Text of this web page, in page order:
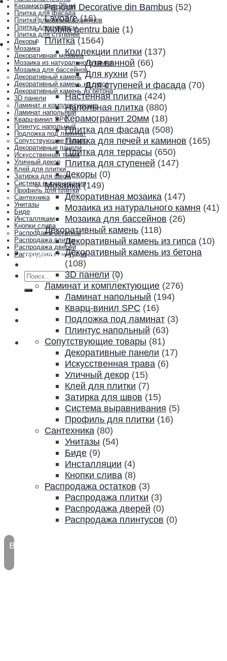
Керамогранит 20мм
Плитка для фасада
Плитка для печей и каминов
Плитка для террасы
Плитка для ступеней
Декоры
Мозаика
Декоративная мозаика
Мозаика из натурального камня
Мозаика для бассейнов
Декоративный камень
Декоративный камень из гипса
Декоративный камень из бетона
3D панели
Ламинат и комплектующие
Ламинат напольный
Кварц-винил SPC
Плинтус напольный
Подложка под ламинат
Сопутствующие товары
Декоративные панели
Искусственная трава
Уличный декор
Клей для плитки
Затирка для швов
Система выравнивания
Профиль для плитки
Сантехника
Унитазы
Биде
Инсталляции
Кнопки слива
Распродажа остатков
Распродажа плитки
Распродажа дверей
Распродажа плинтусов
Акции и скидки
Искать:
Panouri Decorative din Bambus (52)
Lavoare (16)
Mobila pentru baie (1)
Плитка (1564)
Коллекции плитки (137)
Для ванной (66)
Для кухни (57)
Для ступеней и фасада (70)
Настенная плитка (424)
Напольная плитка (880)
Керамогранит 20мм (18)
Плитка для фасада (508)
Плитка для печей и каминов (165)
Плитка для террасы (650)
Плитка для ступеней (147)
Декоры (0)
Мозаика (149)
Декоративная мозаика (147)
Мозаика из натурального камня (41)
Мозаика для бассейнов (26)
Декоративный камень (118)
Декоративный камень из гипса (10)
Декоративный камень из бетона
(108)
3D панели (0)
Ламинат и комплектующие (276)
Ламинат напольный (194)
Кварц-винил SPC (16)
Подложка под ламинат (3)
Плинтус напольный (63)
Сопутствующие товары (81)
Декоративные панели (17)
Искусственная трава (6)
Уличный декор (15)
Клей для плитки (7)
Затирка для швов (15)
Система выравнивания (5)
Профиль для плитки (16)
Сантехника (80)
Унитазы (54)
Биде (9)
Инсталляции (4)
Кнопки слива (8)
Распродажа остатков (3)
Распродажа плитки (3)
Распродажа дверей (0)
Распродажа плинтусов (0)
Водостойкий